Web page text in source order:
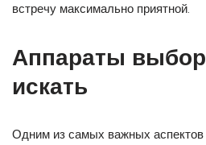
встречу максимально приятной.
Аппараты
искать
Одним из самых важных аспектов